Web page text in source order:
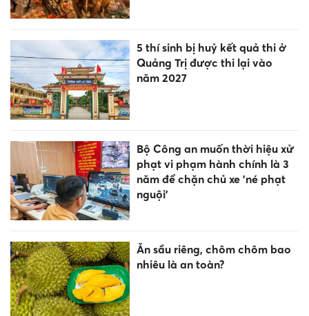
5 thí sinh bị huỷ kết quả thi ở
Quảng Trị được thi lại vào
năm 2027
Bộ Công an muốn thời hiệu xử
phạt vi phạm hành chính là 3
năm để chặn chủ xe 'né phạt
nguội’
Ăn sầu riêng, chôm chôm bao
nhiêu là an toàn?